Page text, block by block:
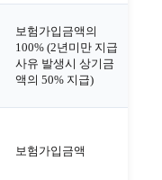
보험가입금액의
100% (2년미만 지급
사유 발생시 상기금
액의 50% 지급)
보험가입금액